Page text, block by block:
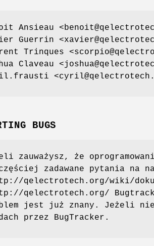
Ansieau
Guerrin
Trinques
Claveau
BUGS
zauważysz, że
zadawane pytania na
qelectrotech.org/wiki/
qelectrotech.org/
jest już znany. Jeżeli
przez BugTracker.